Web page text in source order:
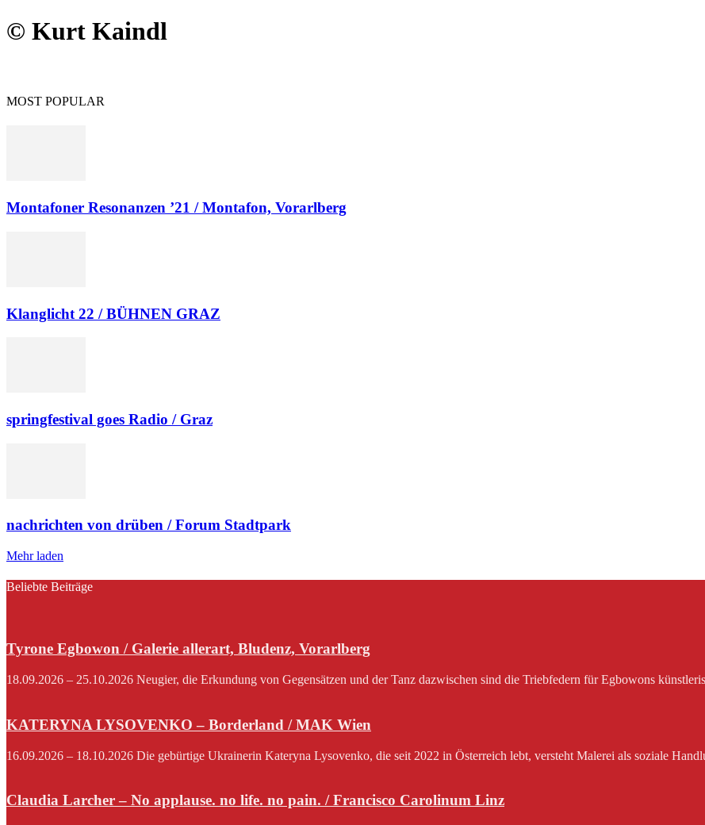
© Kurt Kaindl
MOST POPULAR
Montafoner Resonanzen ’21 / Montafon, Vorarlberg
Klanglicht 22 / BÜHNEN GRAZ
springfestival goes Radio / Graz
nachrichten von drüben / Forum Stadtpark
Mehr laden
Beliebte Beiträge
Tyrone Egbowon / Galerie allerart, Bludenz, Vorarlberg
18.09.2026 – 25.10.2026 Neugier, die Erkundung von Gegensätzen und der Tanz dazwischen sind die Triebfedern für Egbowons
KATERYNA LYSOVENKO – Borderland / MAK Wien
16.09.2026 – 18.10.2026 Die gebürtige Ukrainerin Kateryna Lysovenko, die seit 2022 in Österreich lebt, versteht Malerei als soziale
Claudia Larcher – No applause. no life. no pain. / Francisco Carolinum Linz